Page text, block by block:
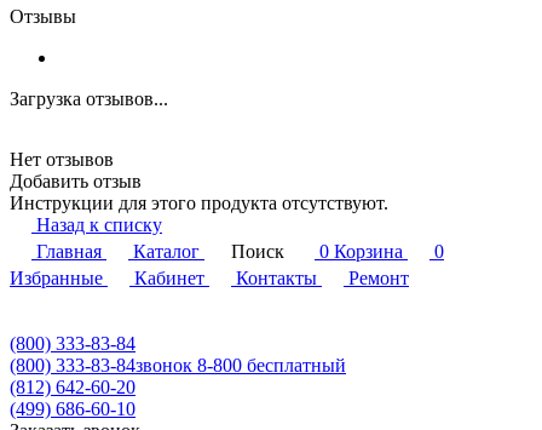
Отзывы
Загрузка отзывов...
Нет отзывов
Добавить отзыв
Инструкции для этого продукта отсутствуют.
Назад к списку
Главная
Каталог Поиск 0 Корзина
0
Избранные
Кабинет Контакты Ремонт
(800) 333-83-84
(800) 333-83-84звонок 8-800 бесплатный
(812) 642-60-20
(499) 686-60-10